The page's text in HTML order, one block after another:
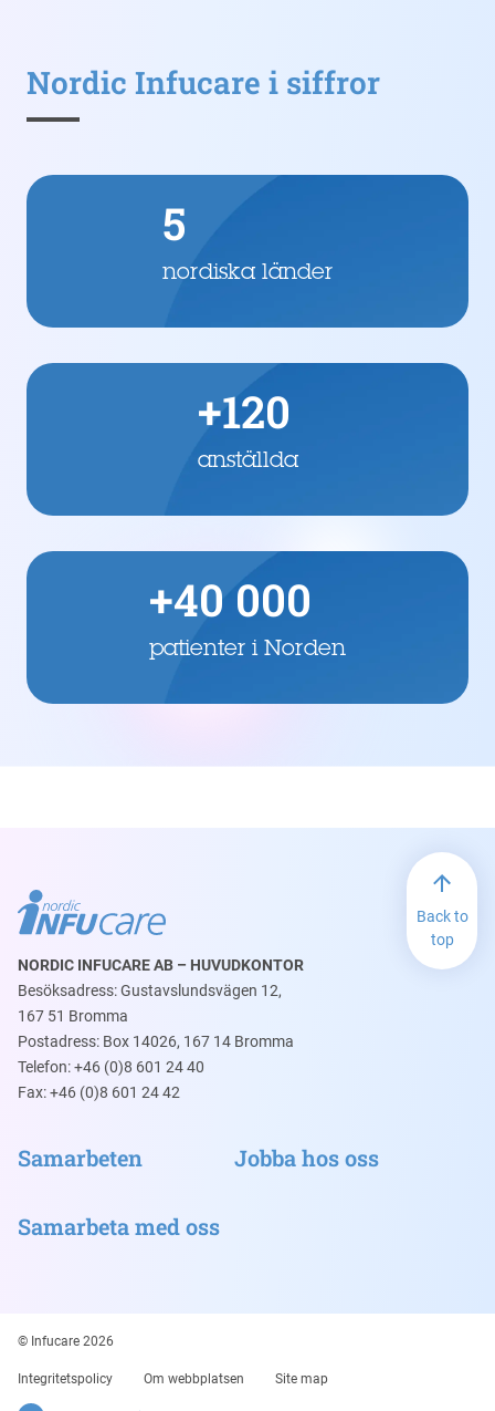
Nordic Infucare i siffror
5
nordiska länder
+120
anställda
+40 000
patienter i Norden
NORDIC INFUCARE AB – HUVUDKONTOR
Besöksadress: Gustavslundsvägen 12,
167 51 Bromma
Postadress: Box 14026, 167 14 Bromma
Telefon: +46 (0)8 601 24 40
Fax: +46 (0)8 601 24 42
Samarbeten Jobba hos oss
Samarbeta med oss
Back to
top
© Infucare 2026
Integritetspolicy Om webbplatsen Site map